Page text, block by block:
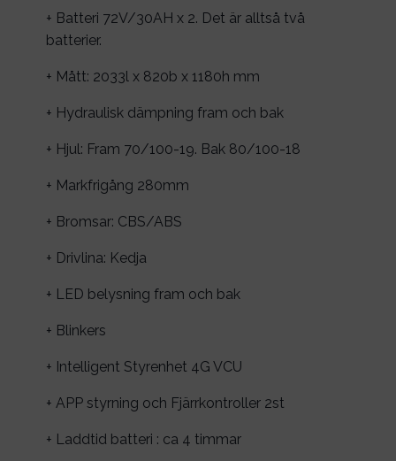
+ Batteri 72V/30AH x 2. Det är alltså två
batterier.
+ Mått: 2033l x 820b x 1180h mm
+ Hydraulisk dämpning fram och bak
+ Hjul: Fram 70/100-19. Bak 80/100-18
+ Markfrigång 280mm
+ Bromsar: CBS/ABS
+ Drivlina: Kedja
+ LED belysning fram och bak
+ Blinkers
+ Intelligent Styrenhet 4G VCU
+ APP styrning och Fjärrkontroller 2st
+ Laddtid batteri : ca 4 timmar